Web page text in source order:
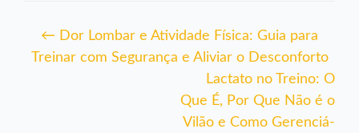
Navegação
de
← Dor Lombar e Atividade Física: Guia para
Treinar com Segurança e Aliviar o Desconforto
Lactato no Treino: O
Que É, Por Que Não é o
Vilão e Como Gerenciá-